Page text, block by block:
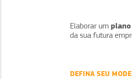
Elaborar um
da sua futura
DEFINA SEU